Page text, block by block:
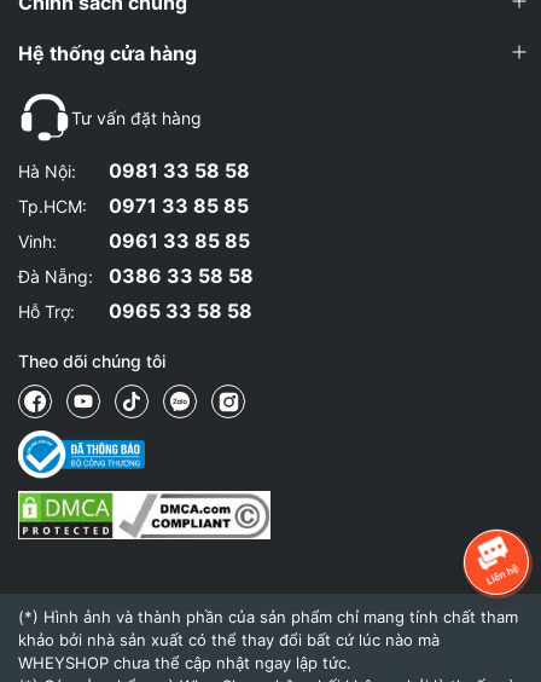
Hệ thống cửa hàng
Tư vấn đặt hàng
Hà Nội: 0981 33 58 58
Tp.HCM: 0971 33 85 85
Vinh: 0961 33 85 85
Đà Nẵng: 0386 33 58 58
Hỗ Trợ: 0965 33 58 58
Theo dõi chúng tôi
(*) Hình ảnh và thành phần của sản phẩm chỉ mang tính chất tham
khảo bởi nhà sản xuất có thể thay đổi bất cứ lúc nào mà
WHEYSHOP chưa thể cập nhật ngay lập tức.